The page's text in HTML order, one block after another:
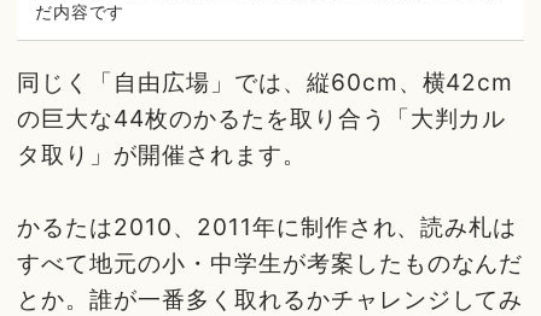
だ内容です
同じく「自由広場」では、縦60cm、横42cm
の巨大な44枚のかるたを取り合う「大判カル
タ取り」が開催されます。
かるたは2010、2011年に制作され、読み札は
すべて地元の小・中学生が考案したものなんだ
とか。誰が一番多く取れるかチャレンジしてみ